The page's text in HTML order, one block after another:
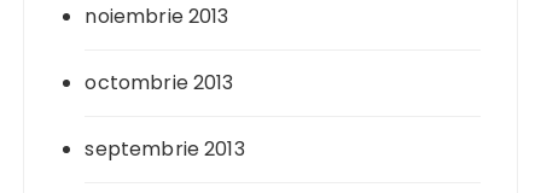
noiembrie 2013
octombrie 2013
septembrie 2013